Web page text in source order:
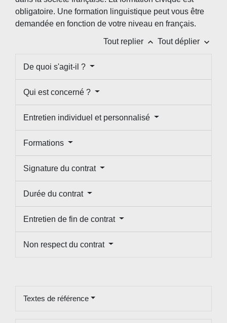
obligatoire. Une formation linguistique peut vous être
demandée en fonction de votre niveau en français.
Tout replier keyboard_arrow_up Tout déplier keyboard_arrow_down
De quoi s'agit-il ?
Qui est concerné ?
Entretien individuel et personnalisé
Formations
Signature du contrat
Durée du contrat
Entretien de fin de contrat
Non respect du contrat
Textes de référence